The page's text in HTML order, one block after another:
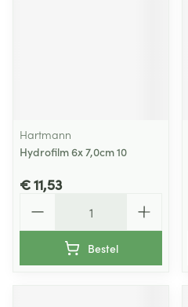
Hartmann
Hydrofilm 6x 7,0cm 10
€ 11,53
Bestel